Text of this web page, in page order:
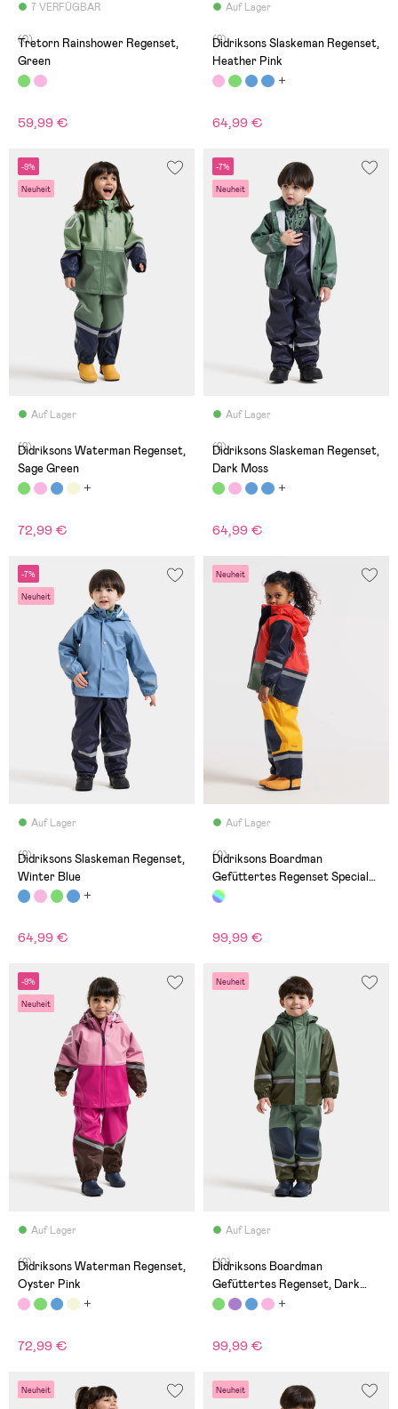
7 VERFÜGBAR
(0)
Tretorn Rainshower Regenset,
Green
59,99 €
Auf Lager
(2)
Didriksons Slaskeman Regenset,
Heather Pink
64,99 €
-9%
Neuheit
Auf Lager
(2)
Didriksons Waterman Regenset,
Sage Green
72,99 €
-7%
Neuheit
Auf Lager
(2)
Didriksons Slaskeman Regenset,
Dark Moss
64,99 €
-7%
Neuheit
Auf Lager
(2)
Didriksons Slaskeman Regenset,
Winter Blue
64,99 €
Neuheit
Auf Lager
(0)
Didriksons Boardman
Gefüttertes Regenset Special
Edition, Paprika
99,99 €
-9%
Neuheit
Auf Lager
(2)
Didriksons Waterman Regenset,
Oyster Pink
72,99 €
Neuheit
Auf Lager
(10)
Didriksons Boardman
Gefüttertes Regenset, Dark
Moss
99,99 €
Neuheit Neuheit